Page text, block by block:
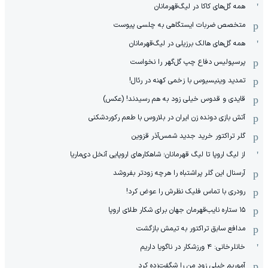
همه گل‌های کاکا در لیگ‌قهرمانان
متخصص ضربات ایستگاهی به چلسی پیوست
همه گل‌های هالک برزیلی در لیگ‌قهرمانان
پرسپولیس دفاع چپ گل‌گهر را نخواست
تمدید وینیسیوس با زخمی کهنه در رئال!
قایدی و قدوس خیلی زود به هم رسیدند! (عکس)
آتش بازی دونده زن ایران در بلاروس با طعم رکوردشکنی
گلر تراکتور خرید جدید شمس‌آذر قزوین
از لیگ اروپا تا لیگ قهرمانان؛ شاهکارهای اروپایی آنخل دی‌ماریا
آرسنال این گلر پراشتباه را هرچه زودتر بفروشد
رودری با تماس فلیک نظرش را عوض کرد!
١۵ ستاره نایب‌قهرمان جهان برای شکار طلای اروپا
مدافع سابق تراکتور به تیمش بازگشت
خانلرخانی: ۴ ورزشکار در ناگویا داریم
آموریم خیلی زود من را شگفت‌زده کرد